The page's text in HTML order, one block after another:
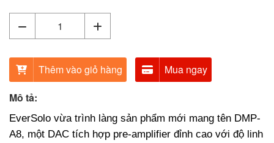
Thêm vào giỏ hàng
Mua ngay
Mô tả:
EverSolo vừatrình làng sản phẩm mới mang tên DMP-
A8, một DAC tích hợp pre-amplifier đỉnh cao với độ linh